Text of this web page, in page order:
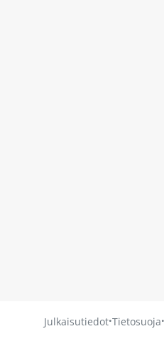
Julkaisutiedot·Tietosuoja·